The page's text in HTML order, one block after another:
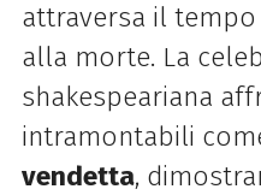
attraversa il
alla morte. La
shakespeariana
intramontabili
vendetta,